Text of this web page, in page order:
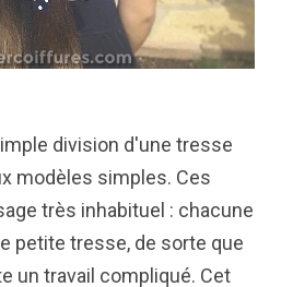
division d'une tresse
modèles simples. Ces
très inhabituel : chacune
petite tresse, de sorte que
un travail compliqué. Cet